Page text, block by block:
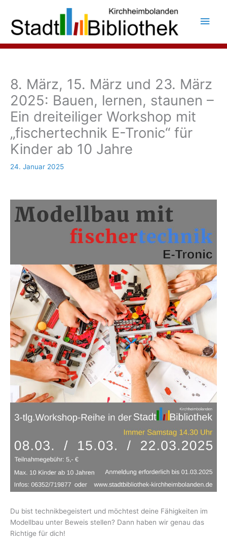
springen
8. März, 15. März und 23. März
2025: Bauen, lernen, staunen –
Ein dreiteiliger Workshop mit
„fischertechnik E-Tronic“ für
Kinder ab 10 Jahre
24. Januar 2025
Du bist technikbegeistert und möchtest deine Fähigkeiten im
Modellbau unter Beweis stellen? Dann haben wir genau das
Richtige für dich!